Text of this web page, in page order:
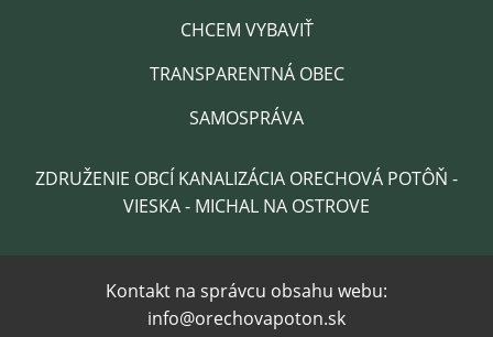
CHCEM VYBAVIŤ
TRANSPARENTNÁ OBEC
SAMOSPRÁVA
ZDRUŽENIE OBCÍ KANALIZÁCIA ORECHOVÁ POTÔŇ -
VIESKA - MICHAL NA OSTROVE
Kontakt na správcu obsahu webu:
info@orechovapoton.sk